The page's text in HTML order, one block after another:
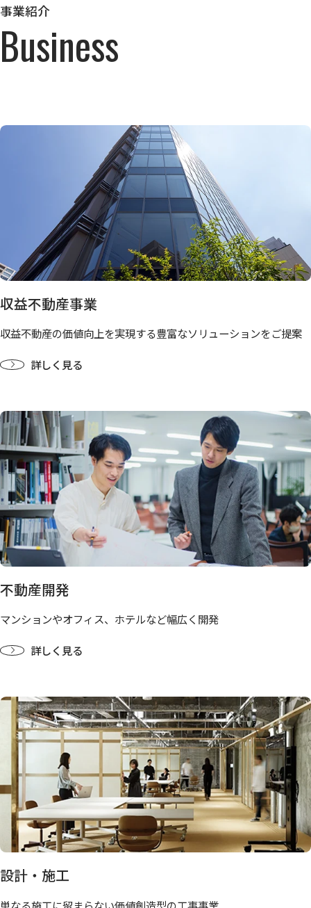
事業紹介
Business
収益不動産事業
収益不動産の価値向上を実現する豊富なソリューションをご提案
詳しく見る
不動産開発
マンションやオフィス、ホテルなど幅広く開発
詳しく見る
設計・施工